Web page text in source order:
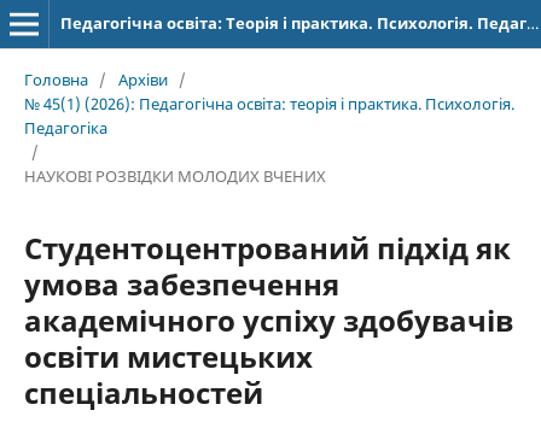
Педагогічна освіта: Теорія і практика. Психологія. Педагогіка.
Головна / Архіви /
№ 45(1) (2026): Педагогічна освіта: теорія і практика. Психологія.
Педагогіка
/
НАУКОВІ РОЗВІДКИ МОЛОДИХ ВЧЕНИХ
Студентоцентрований підхід як
умова забезпечення
академічного успіху здобувачів
освіти мистецьких
спеціальностей